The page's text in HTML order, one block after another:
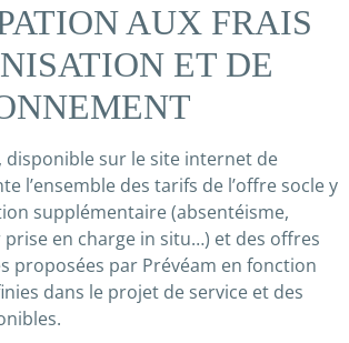
AUX FRAIS
ET DE
disponible sur le site internet de
l’ensemble des tarifs de l’offre socle y
supplémentaire (absentéisme,
en charge in situ…) et des offres
proposées par Prévéam en fonction
dans le projet de service et des